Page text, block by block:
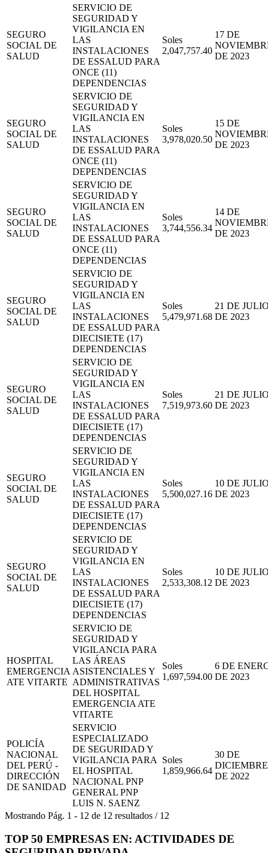
SEGURO
SOCIAL DE
SALUD
SERVICIO DE
SEGURIDAD Y
VIGILANCIA EN
LAS
INSTALACIONES
DE ESSALUD PARA
ONCE (11)
DEPENDENCIAS
Soles
2,047,757.40
17 DE
DE 2023
SEGURO
SOCIAL DE
SALUD
SERVICIO DE
SEGURIDAD Y
VIGILANCIA EN
LAS
INSTALACIONES
DE ESSALUD PARA
ONCE (11)
DEPENDENCIAS
Soles
3,978,020.50
15 DE
DE 2023
SEGURO
SOCIAL DE
SALUD
SERVICIO DE
SEGURIDAD Y
VIGILANCIA EN
LAS
INSTALACIONES
DE ESSALUD PARA
ONCE (11)
DEPENDENCIAS
Soles
3,744,556.34
14 DE
DE 2023
SEGURO
SOCIAL DE
SALUD
SERVICIO DE
SEGURIDAD Y
VIGILANCIA EN
LAS
INSTALACIONES
DE ESSALUD PARA
DIECISIETE (17)
DEPENDENCIAS
Soles
5,479,971.68
21 DE
DE 2023
SEGURO
SOCIAL DE
SALUD
SERVICIO DE
SEGURIDAD Y
VIGILANCIA EN
LAS
INSTALACIONES
DE ESSALUD PARA
DIECISIETE (17)
DEPENDENCIAS
Soles
7,519,973.60
21 DE
DE 2023
SEGURO
SOCIAL DE
SALUD
SERVICIO DE
SEGURIDAD Y
VIGILANCIA EN
LAS
INSTALACIONES
DE ESSALUD PARA
DIECISIETE (17)
DEPENDENCIAS
Soles
5,500,027.16
10 DE
DE 2023
SEGURO
SOCIAL DE
SALUD
SERVICIO DE
SEGURIDAD Y
VIGILANCIA EN
LAS
INSTALACIONES
DE ESSALUD PARA
DIECISIETE (17)
DEPENDENCIAS
Soles
2,533,308.12
10 DE
DE 2023
HOSPITAL
EMERGENCIA
ATE VITARTE
SERVICIO DE
SEGURIDAD Y
VIGILANCIA PARA
LAS ÁREAS
ASISTENCIALES Y
ADMINISTRATIVAS
DEL HOSPITAL
EMERGENCIA ATE
VITARTE
Soles
1,697,594.00
6 DE
DE 2023
POLICÍA
NACIONAL
DEL PERÚ -
DIRECCIÓN
DE SANIDAD
SERVICIO
ESPECIALIZADO
DE SEGURIDAD Y
VIGILANCIA PARA
EL HOSPITAL
NACIONAL PNP
GENERAL PNP
LUIS N. SAENZ
Soles
1,859,966.64
30 DE
DICIEMBRE
DE 2022
Mostrando Pág. 1 - 12 de 12 resultados / 12
TOP 50 EMPRESAS EN: ACTIVIDADES DE